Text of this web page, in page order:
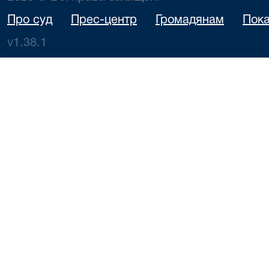
Про суд Прес-центр Громадянам
v1.38.1